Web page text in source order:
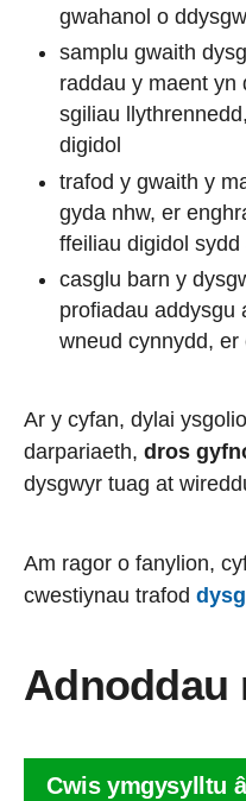
gwahanol o
samplu gwaith
raddau y maent yn
sgiliau
digidol
trafod y gwaith y
gyda nhw, er
ffeiliau digidol sydd
casglu barn y
profiadau addysgu
wneud cynnydd,
Ar y cyfan, dylai
darpariaeth, dros
dysgwyr tuag at
Am ragor o fanylion,
cwestiynau trafod
Adnoddau
Cwis ymgysylltu